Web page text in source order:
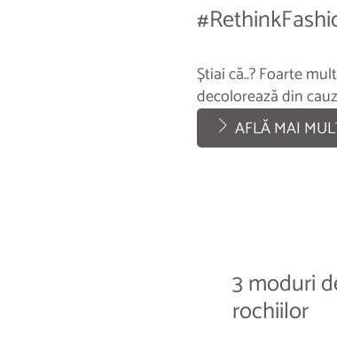
Știai că..? Foarte
decolorează din
AFLĂ MAI
3 moduri
rochiilor